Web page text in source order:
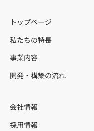
トップページ
私たちの特長
事業内容
開発・構築の流れ
会社情報
採用情報